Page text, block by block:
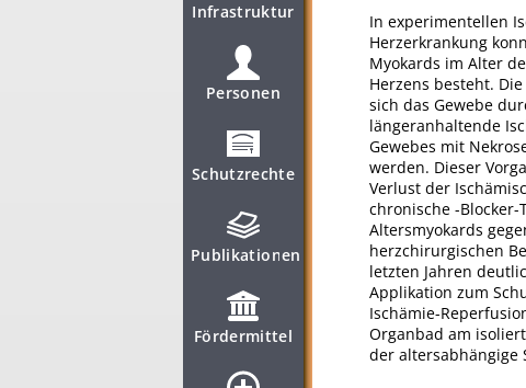
Infrastruktur
Personen
Schutzrechte
Publikationen
Fördermittel
In experimentellen
Herzerkrankung
Myokards im Alter
Herzens besteht.
sich das Gewebe
längeranhaltende
Gewebes mit
werden. Dieser
Verlust der
chronische -
Altersmyokards
herzchirurgischen
letzten Jahren
Applikation zum
Ischämie-
Organbad am
der altersabhängige